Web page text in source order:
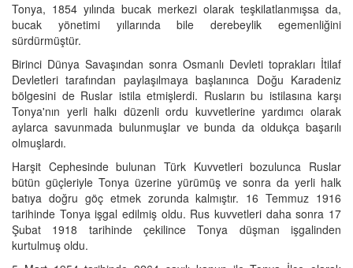
Tonya, 1854 yılında bucak merkezi olarak teşkilatlanmışsa da,
bucak yönetimi yıllarında bile derebeylik egemenliğini
sürdürmüştür.
Birinci Dünya Savaşından sonra Osmanlı Devleti toprakları İtilaf
Devletleri tarafından paylaşılmaya başlanınca Doğu Karadeniz
bölgesini de Ruslar istila etmişlerdi. Rusların bu istilasına karşı
Tonya'nın yerli halkı düzenli ordu kuvvetlerine yardımcı olarak
aylarca savunmada bulunmuşlar ve bunda da oldukça başarılı
olmuşlardı.
Harşit Cephesinde bulunan Türk Kuvvetleri bozulunca Ruslar
bütün güçleriyle Tonya üzerine yürümüş ve sonra da yerli halk
batıya doğru göç etmek zorunda kalmıştır. 16 Temmuz 1916
tarihinde Tonya işgal edilmiş oldu. Rus kuvvetleri daha sonra 17
Şubat 1918 tarihinde çekilince Tonya düşman işgalinden
kurtulmuş oldu.